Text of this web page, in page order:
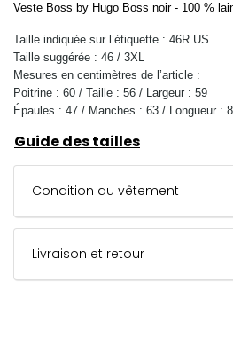
Veste Boss by Hugo Boss noir - 100 %
Taille indiquée sur l’étiquette : 46R US
Taille suggérée : 46 / 3XL
Mesures en centimètres de l’article :
Poitrine : 60 / Taille : 56 / Largeur : 59
Épaules : 47 / Manches : 63 / Longueur :
Guide des tailles
Condition du vêtement
Livraison et retour